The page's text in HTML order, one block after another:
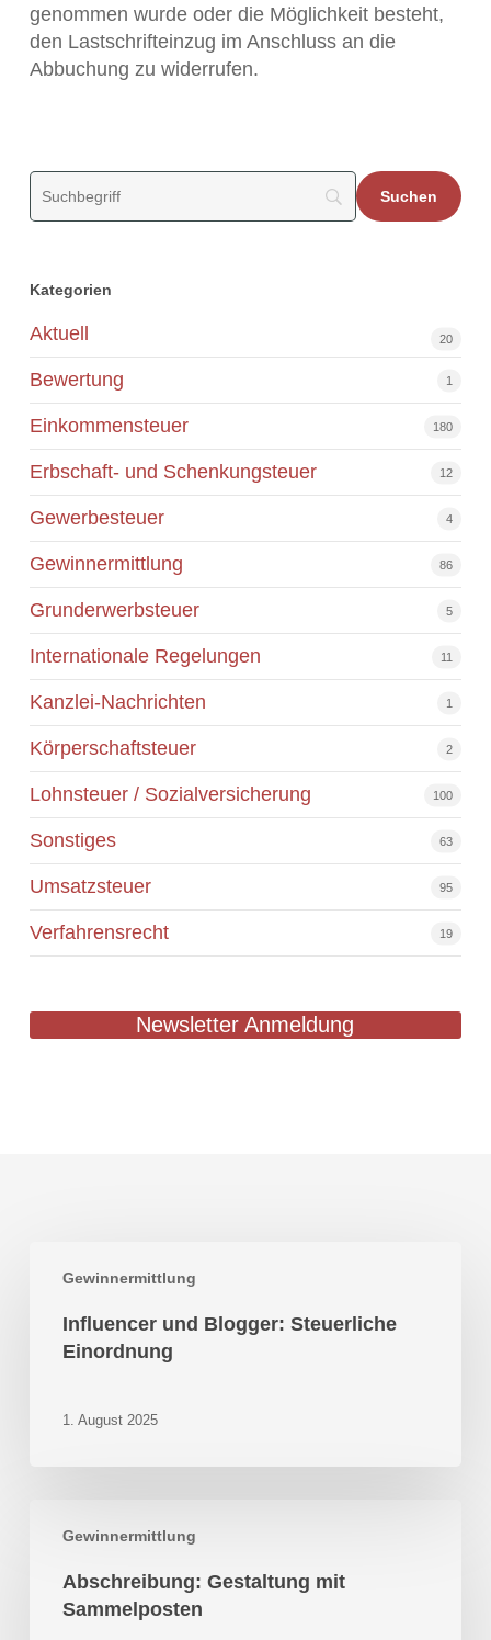
genommen wurde oder die Möglichkeit besteht,
den Lastschrifteinzug im Anschluss an die
Abbuchung zu widerrufen.
Kategorien
Aktuell 20
Bewertung 1
Einkommensteuer 180
Erbschaft- und Schenkungsteuer 12
Gewerbesteuer 4
Gewinnermittlung 86
Grunderwerbsteuer 5
Internationale Regelungen 11
Kanzlei-Nachrichten 1
Körperschaftsteuer 2
Lohnsteuer / Sozialversicherung 100
Sonstiges 63
Umsatzsteuer 95
Verfahrensrecht 19
Newsletter Anmeldung
Gewinnermittlung
Steuerliche
Einordnung
Influencer und Blogger: Steuerliche
Einordnung
1. August 2025
Gewinnermittlung
Gestaltung
Sammelposten
Abschreibung: Gestaltung mit
Sammelposten